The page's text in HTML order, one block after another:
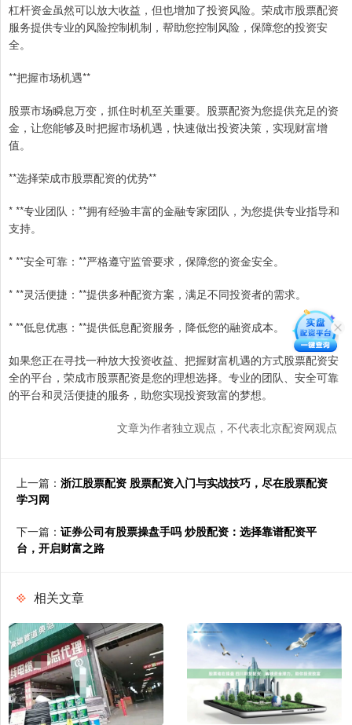
杠杆资金虽然可以放大收益，但也增加了投资风险。荣成市股票配资
服务提供专业的风险控制机制，帮助您控制风险，保障您的投资安
全。
**把握市场机遇**
股票市场瞬息万变，抓住时机至关重要。股票配资为您提供充足的资
金，让您能够及时把握市场机遇，快速做出投资决策，实现财富增
值。
**选择荣成市股票配资的优势**
* **专业团队：**拥有经验丰富的金融专家团队，为您提供专业指导和
支持。
* **安全可靠：**严格遵守监管要求，保障您的资金安全。
* **灵活便捷：**提供多种配资方案，满足不同投资者的需求。
* **低息优惠：**提供低息配资服务，降低您的融资成本。
如果您正在寻找一种放大投资收益、把握财富机遇的方式股票配资安
全的平台，荣成市股票配资是您的理想选择。专业的团队、安全可靠
的平台和灵活便捷的服务，助您实现投资致富的梦想。
文章为作者独立观点，不代表北京配资网观点
上一篇： 浙江股票配资 股票配资入门与实战技巧，尽在股票配资
学习网
下一篇： 证券公司有股票操盘手吗 炒股配资：选择靠谱配资平
台，开启财富之路
相关文章